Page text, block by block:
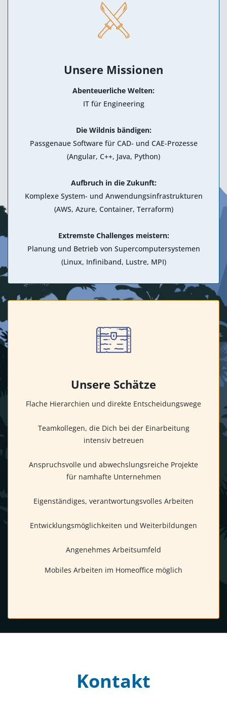
Unsere Missionen
Abenteuerliche Welten:
IT für Engineering
Die Wildnis bändigen:
Passgenaue Software für CAD- und CAE-Prozesse
(Angular, C++, Java, Python)
Aufbruch in die Zukunft:
Komplexe System- und Anwendungsinfrastrukturen
(AWS, Azure, Container, Terraform)
Extremste Challenges meistern:
Planung und Betrieb von Supercomputersystemen
(Linux, Infiniband, Lustre, MPI)
Unsere Schätze
Flache Hierarchien und direkte Entscheidungswege
Teamkollegen, die Dich bei der Einarbeitung
intensiv betreuen
Anspruchsvolle und abwechslungsreiche Projekte
für namhafte Unternehmen
Eigenständiges, verantwortungsvolles Arbeiten
Entwicklungsmöglichkeiten und Weiterbildungen
Angenehmes Arbeitsumfeld
Mobiles Arbeiten im Homeoffice möglich
Kontakt